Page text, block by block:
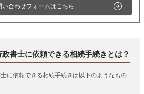
い合わせフォームはこちら
書士に依頼できる相続手続きとは？
に依頼できる相続手続きは以下のようなもの